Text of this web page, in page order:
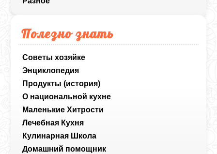
Полезно знать
Советы хозяйке
Энциклопедия
Продукты (история)
О национальной кухне
Маленькие Хитрости
Лечебная Кухня
Кулинарная Школа
Домашний помощник